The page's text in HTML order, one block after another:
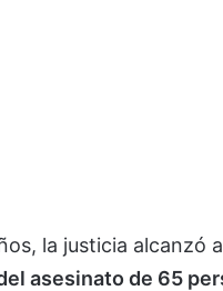
la justicia alcanzó a
asesinato de 65